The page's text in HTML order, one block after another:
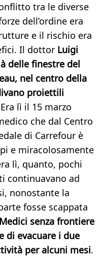
tra le diverse
dell’ordine era
e il rischio era
Il dottor Luigi
delle finestre del
nel centro della
proiettili
lì il 15 marzo
che dal Centro
di Carrefour è
e miracolosamente
lì, quanto, pochi
continuavano ad
nonostante la
fosse scappata
Medici senza frontiere
di evacuare i due
per alcuni mesi.